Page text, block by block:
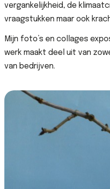
vergankelijkheid, de
vraagstukken maar ook
Mijn foto’s en collages
werk maakt deel uit van
van bedrijven.